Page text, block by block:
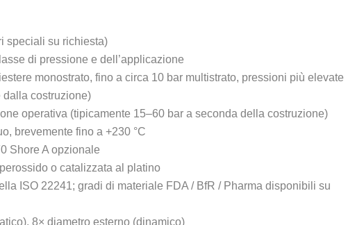
speciali su richiesta)
di pressione e dell’applicazione
monostrato, fino a circa 10 bar multistrato, pressioni più elevate
dalla costruzione)
operativa (tipicamente 15–60 bar a seconda della costruzione)
brevemente fino a +230 °C
Shore A opzionale
o catalizzata al platino
ISO 22241; gradi di materiale FDA / BfR / Pharma disponibili su
8× diametro esterno (dinamico)